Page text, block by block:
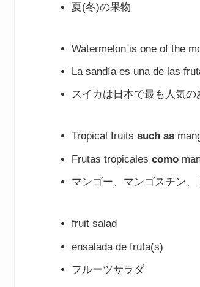
夏(冬)の果物
Watermelon is one of the
La sandía es una de las
スイカは日本で最も人気の
Tropical fruitssuch as
Frutas tropicalescomo
マンゴー、マンゴスチン
fruit salad
ensalada de fruta(s)
フルーツサラダ